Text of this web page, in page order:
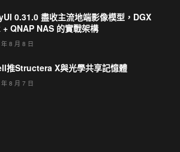
0.31.0 盡收主流地端影像模型，DGX
QNAP NAS 的實戰架構
8 月 8 日
推Structera X與光學共享記憶體
8 月 7 日